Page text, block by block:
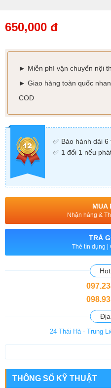
650,000 đ
► Miễn phí vận chuyển nội
► Giao hàng toàn quốc
COD
✅ Bảo hành dài 6
✅ 1 đổi 1 nếu
MUA
Nhận hàng &
TRẢ
Thẻ tín dụng |
24 Thái Hà - Trung
THÔNG SỐ KỸ THUẬT